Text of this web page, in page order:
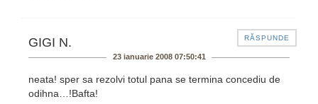
RĂSPUNDE
GIGI N.
23 ianuarie 2008 07:50:41
neata! sper sa rezolvi totul pana se termina concediu de
odihna…!Bafta!